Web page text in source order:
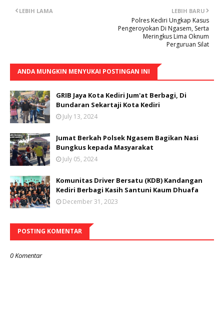
LEBIH BARU
Polres Kediri Ungkap Kasus
Pengeroyokan Di Ngasem, Serta
Meringkus Lima Oknum
Perguruan Silat
LEBIH LAMA
ANDA MUNGKIN MENYUKAI POSTINGAN INI
GRIB Jaya Kota Kediri Jum'at Berbagi, Di
Bundaran Sekartaji Kota Kediri
July 13, 2024
Jumat Berkah Polsek Ngasem Bagikan Nasi
Bungkus kepada Masyarakat
July 05, 2024
Komunitas Driver Bersatu (KDB) Kandangan
Kediri Berbagi Kasih Santuni Kaum Dhuafa
December 31, 2023
POSTING KOMENTAR
0 Komentar